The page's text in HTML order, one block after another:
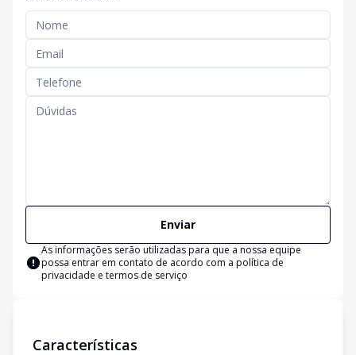
Enviar
As informações serão utilizadas para que a nossa equipe
possa entrar em contato de acordo com a política de
privacidade e termos de serviço
Características